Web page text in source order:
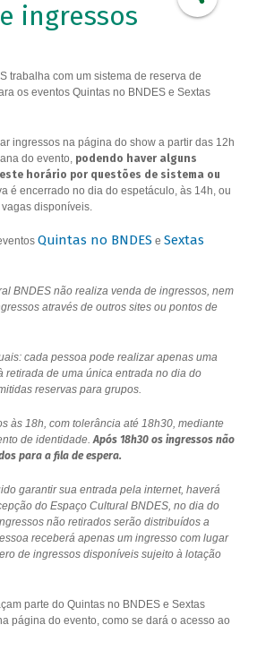
ingressos
trabalha com um sistema de reserva de
os eventos Quintas no BNDES e Sextas
ingressos na página do show a partir das 12h
do evento, podendo haver alguns
horário por questões de sistema ou
é encerrado no dia do espetáculo, às 14h, ou
disponíveis.
Quintas no BNDES e Sextas
BNDES não realiza venda de ingressos, nem
através de outros sites ou pontos de
cada pessoa pode realizar apenas uma
retirada de uma única entrada no dia do
reservas para grupos.
às 18h, com tolerância até 18h30, mediante
de identidade.Após 18h30 os ingressos não
para a fila de espera.
garantir sua entrada pela internet, haverá
do Espaço Cultural BNDES, no dia do
não retirados serão distribuídos a
receberá apenas um ingresso com lugar
de ingressos disponíveis sujeito à lotação
parte do Quintas no BNDES e Sextas
página do evento, como se dará o acesso ao